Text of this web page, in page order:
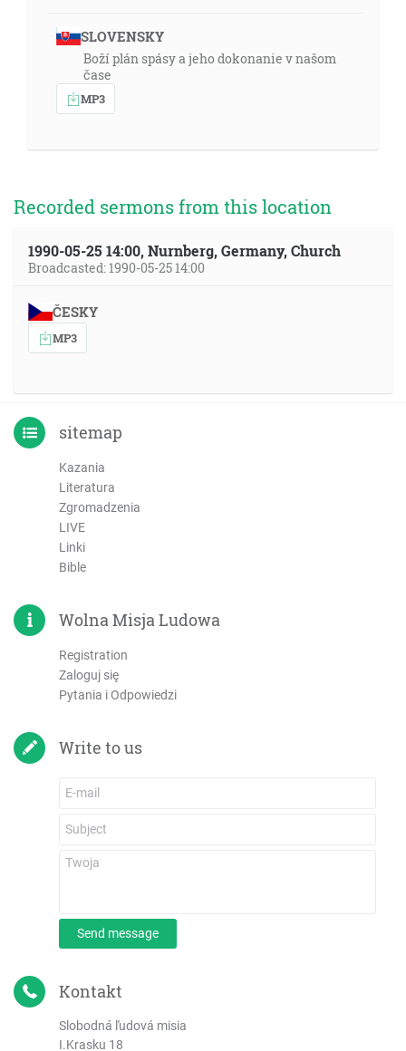
SLOVENSKY
Boží plán spásy a jeho dokonanie v našom
čase
MP3
Recorded sermons from this location
1990-05-25 14:00, Nurnberg, Germany, Church
Broadcasted: 1990-05-25 14:00
ČESKY
MP3
sitemap
Kazania
Literatura
Zgromadzenia
LIVE
Linki
Bible
Wolna Misja Ludowa
Registration
Zaloguj się
Pytania i Odpowiedzi
Write to us
Send message
Kontakt
Slobodná ľudová misia
I.Krasku 18